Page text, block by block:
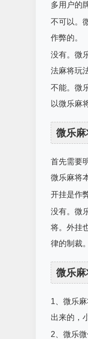
多用户的
不可以。
作弊的。
没有。微
法麻将玩
不能。微
以微乐麻
微乐
首先需要
微乐麻将
开挂是作
没有。微
将。外挂
律的制裁。
微乐
1、微乐
出来的，
2、微乐